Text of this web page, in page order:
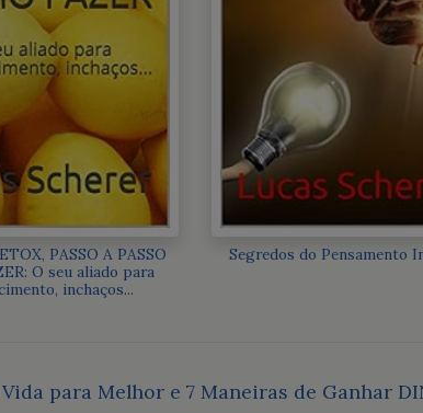
PASSO A PASSO
O seu aliado para
inchaços...
Segredos do Pensamento
para Melhor e 7 Maneiras de Ganhar